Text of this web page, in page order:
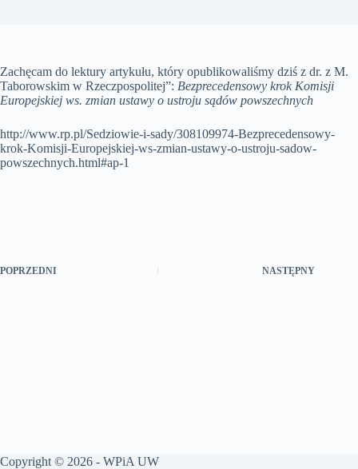
Zachęcam do lektury artykułu, który opublikowaliśmy dziś z dr. z M.
Taborowskim w Rzeczpospolitej”: Bezprecedensowy krok Komisji
Europejskiej ws. zmian ustawy o ustroju sądów powszechnych
http://www.rp.pl/Sedziowie-i-sady/308109974-Bezprecedensowy-
krok-Komisji-Europejskiej-ws-zmian-ustawy-o-ustroju-sadow-
powszechnych.html#ap-1
POPRZEDNI NASTĘPNY
Copyright © 2026 - WPiA UW